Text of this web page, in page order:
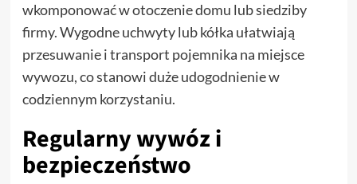
wkomponować w otoczenie domu lub siedziby
firmy. Wygodne uchwyty lub kółka ułatwiają
przesuwanie i transport pojemnika na miejsce
wywozu, co stanowi duże udogodnienie w
codziennym korzystaniu.
Regularny wywóz i
bezpieczeństwo